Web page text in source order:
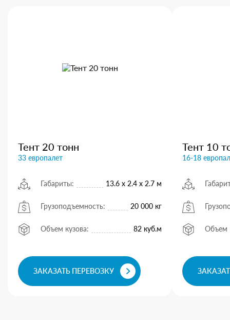
Тент 20 тонн
33 европалет
Габариты: 13.6 х 2.4 х 2.7 м
Грузоподъемность: 20 000 кг
Объем кузова: 82 куб.м
ЗАКАЗАТЬ ПЕРЕВОЗКУ
Тент 10
16-18
Объем